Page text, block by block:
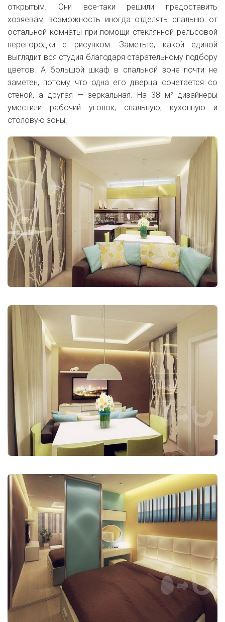
открытым. Они все-таки решили предоставить
хозяевам возможность иногда отделять спальню от
остальной комнаты при помощи стеклянной рельсовой
перегородки с рисунком. Заметьте, какой единой
выглядит вся студия благодаря старательному подбору
цветов. А большой шкаф в спальной зоне почти не
заметен, потому что одна его дверца сочетается со
стеной, а другая — зеркальная. На 38 м² дизайнеры
уместили рабочий уголок, спальную, кухонную и
столовую зоны.